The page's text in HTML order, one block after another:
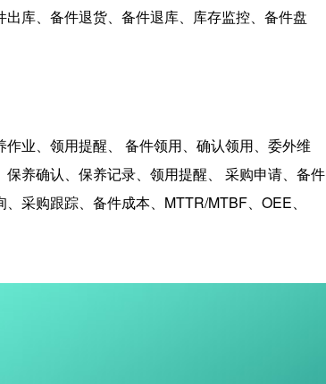
库、备件退货、备件退库、库存监控、备件盘
业、领用提醒、 备件领用、确认领用、委外维
养确认、保养记录、领用提醒、 采购申请、备件
采购跟踪、备件成本、MTTR/MTBF、OEE、